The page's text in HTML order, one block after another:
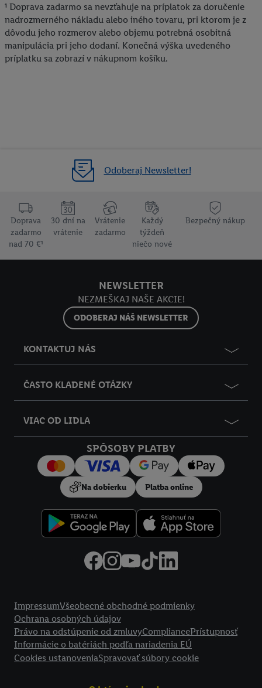
¹ Doprava zadarmo sa nevzťahuje na príplatok za doručenie
nadrozmerného nákladu alebo iného tovaru, pri ktorom je z
dôvodu jeho rozmerov alebo objemu potrebná osobitná
manipulácia pri jeho dodaní. Konečná výška uvedeného
príplatku sa zobrazí v nákupnom košíku.
Odoberaj Newsletter!
Doprava
zadarmo
nad 70 €¹
30 dní na
vrátenie
Vrátenie
zadarmo
Každý
týždeň
niečo nové
Bezpečný nákup
NEWSLETTER
NEZMEŠKAJ NAŠE AKCIE!
ODOBERAJ NÁŠ NEWSLETTER
KONTAKTUJ NÁS
ČASTO KLADENÉ OTÁZKY
VIAC OD LIDLA
SPÔSOBY PLATBY
Na dobierku Platba online
ImpressumVšeobecné obchodné podmienky
Ochrana osobných údajov
Právo na odstúpenie od zmluvyCompliancePrístupnosť
Informácie o batériách podľa nariadenia EÚ
Cookies ustanoveniaSpravovať súbory cookie